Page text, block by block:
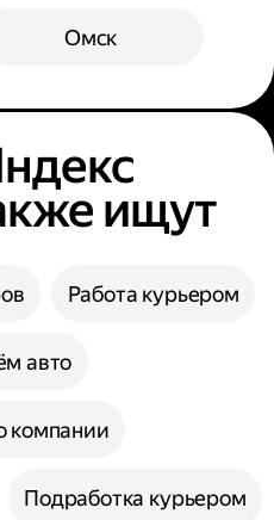
Омск
ищут
Работа курьером
авто
компании
Подработка курьером